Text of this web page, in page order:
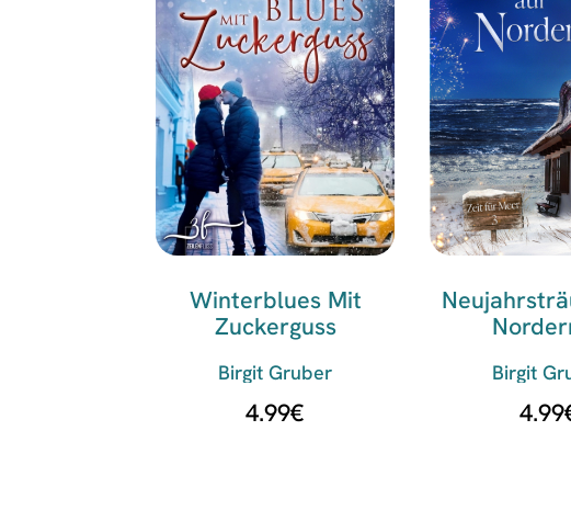
Winterblues Mit
Zuckerguss
Birgit Gruber
4.99€
Birgit
4.99